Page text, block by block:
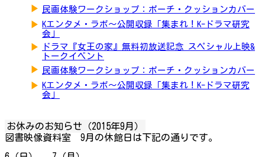
▶ 民画体験ワークショップ：ポーチ・クッションカバー
▶ Kエンタメ・ラボ～公開収録「集まれ！K-ドラマ研究
会」
▶
ドラマ『女王の家』無料初放送記念 スペシャル上映&
トークイベント
▶ 民画体験ワークショップ：ポーチ・クッションカバー
▶ Kエンタメ・ラボ～公開収録「集まれ！K-ドラマ研究
会」
お休みのお知らせ（2015年9月）
図書映像資料室 9月の休館日は下記の通りです。